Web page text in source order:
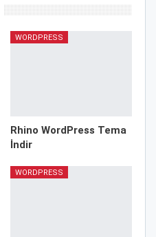
WORDPRESS
Rhino WordPress Tema
İndir
WORDPRESS